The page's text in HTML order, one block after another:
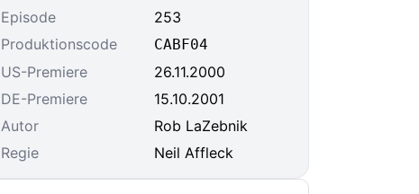
Episode
253
Produktionscode
CABF04
US-Premiere
26.11.2000
DE-Premiere
15.10.2001
Autor
Rob LaZebnik
Regie
Neil Affleck